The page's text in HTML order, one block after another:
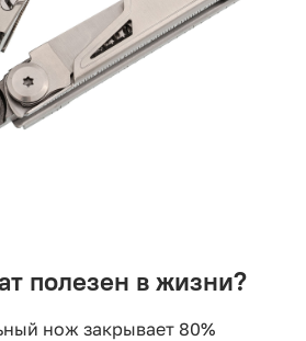
полезен в жизни?
нож закрывает 80%